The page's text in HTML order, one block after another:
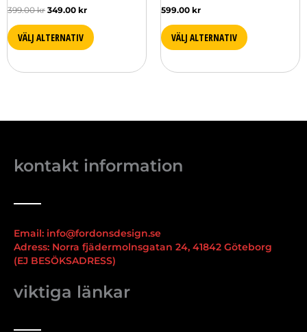
399.00kr 349.00 kr
VÄLJ ALTERNATIV
599.00 kr
VÄLJ ALTERNATIV
kontakt information
Email: info@fordonsdesign.se
Adress: Norra fjädermolnsgatan 24, 41842 Göteborg
(EJ BESÖKSADRESS)
viktiga länkar